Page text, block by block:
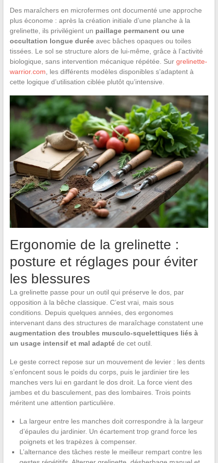
Des maraîchers en microfermes ont documenté une approche
plus économe : après la création initiale d’une planche à la
grelinette, ils privilégient un paillage permanent ou une
occultation longue duréeavec bâches opaques ou toiles
tissées. Le sol se structure alors de lui-même, grâce à l’activité
biologique, sans intervention mécanique répétée. Sur grelinette-
warrior.com , les différents modèles disponibles s’adaptent à
cette logique d’utilisation ciblée plutôt qu’intensive.
Ergonomie de la grelinette :
posture et réglages pour éviter
les blessures
La grelinette passe pour un outil qui préserve le dos, par
opposition à la bêche classique. C’est vrai, mais sous
conditions. Depuis quelques années, des ergonomes
intervenant dans des structures de maraîchage constatent une
augmentation des troubles musculo-squelettiques liés à
un usage intensif et mal adaptéde cet outil.
Le geste correct repose sur un mouvement de levier : les dents
s’enfoncent sous le poids du corps, puis le jardinier tire les
manches vers lui en gardant le dos droit. La force vient des
jambes et du basculement, pas des lombaires. Trois points
méritent une attention particulière.
La largeur entre les manches doit correspondre à la largeur
d’épaules du jardinier. Un écartement trop grand force les
poignets et les trapèzes à compenser.
L’alternance des tâches reste le meilleur rempart contre les